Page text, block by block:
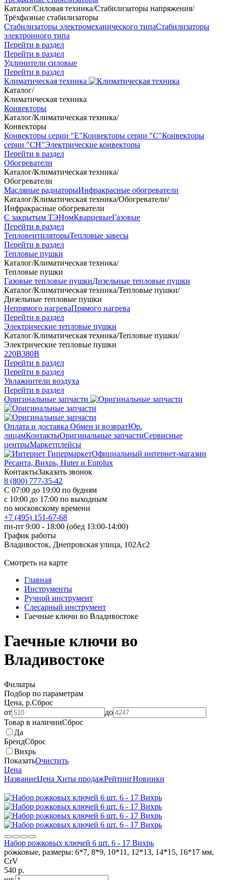
Каталог/Силовая техника/Стабилизаторы напряжения/
Трёхфазные стабилизаторы
Стабилизаторы электромеханического типаСтабилизаторы
электронного типа
Перейти в раздел
Перейти в раздел
Удлинители силовые
Перейти в раздел
Климатическая техника
Каталог/
Климатическая техника
Конвекторы
Каталог/Климатическая техника/
Конвекторы
Конвекторы серии "Е"Конвекторы серии "С"Конвекторы
серии "СН"Электрические конвекторы
Перейти в раздел
Обогреватели
Каталог/Климатическая техника/
Обогреватели
Масляные радиаторыИнфракрасные обогреватели
Каталог/Климатическая техника/Обогреватели/
Инфракрасные обогреватели
С закрытым ТЭНомКварцевыеГазовые
Перейти в раздел
ТепловентиляторыТепловые завесы
Перейти в раздел
Тепловые пушки
Каталог/Климатическая техника/
Тепловые пушки
Газовые тепловые пушкиДизельные тепловые пушки
Каталог/Климатическая техника/Тепловые пушки/
Дизельные тепловые пушки
Непрямого нагреваПрямого нагрева
Перейти в раздел
Электрические тепловые пушки
Каталог/Климатическая техника/Тепловые пушки/
Электрические тепловые пушки
220В380В
Перейти в раздел
Перейти в раздел
Увлажнители воздуха
Перейти в раздел
Оригинальные запчасти
Оплата и доставка Обмен и возвратЮр.
лицамКонтактыОригинальные запчастиСервисные
центрыМаркетплейсы
Официальный интернет-магазин
Ресанта, Вихрь, Huter и Eurolux
КонтактыЗаказать звонок
8 (800) 777-35-42
С 07:00 до 19:00 по будням
с 10:00 до 17:00 по выходным
по московскому времени
+7 (495) 151-67-68
пн-пт 9:00 - 18:00 (обед 13:00-14:00)
График работы
Владивосток, Днепровская улица, 102Ас2
Смотреть на карте
Главная
Инструменты
Ручной инструмент
Слесарный инструмент
Гаечные ключи во Владивостоке
Гаечные ключи во
Владивостоке
Фильтры
Подбор по параметрам
Цена, р.Сброс
от
до
Товар в наличииСброс
Да
БрендСброс
Вихрь
ПоказатьОчистить
Цена
НазваниеЦена Хиты продажРейтингНовинки
Набор рожковых ключей 6 шт. 6 - 17 Вихрь
рожковые, размеры: 6*7, 8*9, 10*11, 12*13, 14*15, 16*17 мм,
CrV
540 p.